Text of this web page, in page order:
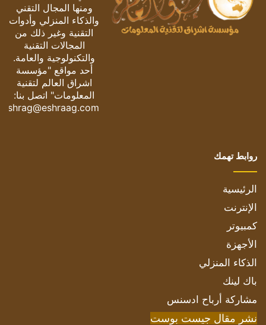
ومنها المجال التقني
والذكاء المنزلي وأدوات
التقنية وغير ذلك من
المجالات التقنية
والتكنولوجية والعامة.
أحد مواقع "مؤسسة
اشراق العالم لتقنية
المعلومات" اتصل بنا:
eshrag@eshraag.com
روابط تهمك
الرئيسية
الإنترنت
كمبيوتر
الأجهزة
الذكاء المنزلي
باك لينك
مشاركة أرباح ادسنس
نشر مقال جيست بوست